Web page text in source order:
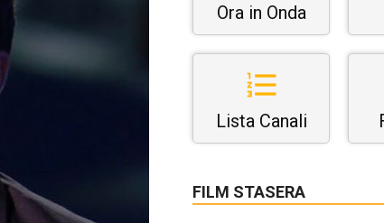
Ora in Onda
Lista Canali
FILM STASERA